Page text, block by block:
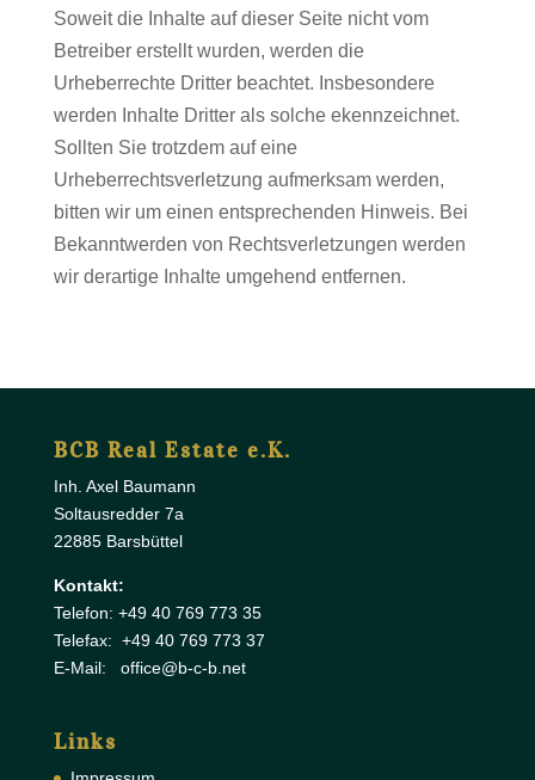
Soweit die Inhalte auf dieser Seite nicht vom
Betreiber erstellt wurden, werden die
Urheberrechte Dritter beachtet. Insbesondere
werden Inhalte Dritter als solche ekennzeichnet.
Sollten Sie trotzdem auf eine
Urheberrechtsverletzung aufmerksam werden,
bitten wir um einen entsprechenden Hinweis. Bei
Bekanntwerden von Rechtsverletzungen werden
wir derartige Inhalte umgehend entfernen.
BCB Real Estate e.K.
Inh. Axel Baumann
Soltausredder 7a
22885 Barsbüttel
Kontakt:
Telefon: +49 40 769 773 35
Telefax: +49 40 769 773 37
E-Mail: office@b-c-b.net
Links